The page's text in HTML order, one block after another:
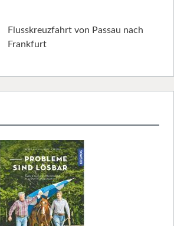
Flusskreuzfahrt von Passau nach
Frankfurt